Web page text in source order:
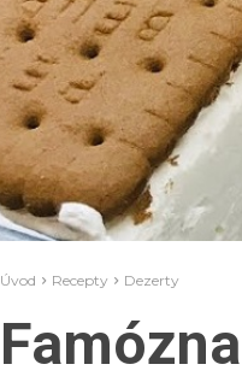
Úvod Recepty Dezerty